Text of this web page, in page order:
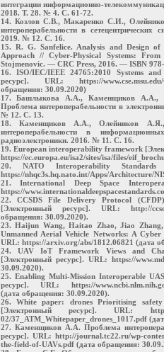
интеграции информационно-
2018. Т. 28. № 4. С. 61-72.
14. Козлов С.В., Макаренко С.И.,
интероперабельности в
2019. № 12. С. 16.
15. R. G. Sanfelice. Analysis and Design
Approach // Cyber-Physical Systems:
Stojmenovic. — CRC Press, 2016. — ISBN
16. ISO/IEC/IEEE 24765:2010 Systems
ресурс]. URL: https://www.cse.msu.edu/
обращения: 30.09.2020)
17. Башлыкова А.А., Каменщиков А.А.,
Проблема интероперабельности в
№ 12. С. 13.
18. Каменщиков А.А., Олейников
интероперабельности в
радиоэлектроники. 2016. № 11. С. 16.
19. European interoperability framework
https://ec.europa.eu/isa2/sites/isa/files/
20. NATO Interoperability
https://nhqc3s.hq.nato.int/Apps/Architecture/
21. International Deep Space
https://
22. CCSDS File Delivery Protocol
[Электронный ресурс]. URL: http://
обращения: 30.09.2020).
23. Haijun Wang, Haitao Zhao, Jiao
Unmanned Aerial Vehicle Networks: A
URL: https://arxiv.org/abs/1812.06821 (дата
24. UAV IoT Framework Views and
[Электронный ресурс]. URL: https://
30.09.2020).
25. Enabling Multi-Mission Interoperable
ресурс]. URL: https://
(дата обращения: 30.09.2020).
26. White paper: drones Prioritising
[Электронный ресурс]. URL: https://
02/37_ATM_Whitepaper_drones_1017.pdf
27. Каменщиков А.А. Проблема
ресурс]. URL: http://journal.tc22.ru/wp-
the-field-of-UAVs.pdf (дата обращения: